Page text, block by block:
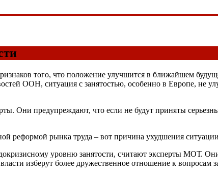
того, что положение улучшится в ближайшем
ООН, ситуация с занятостью, особенно в Европе, не
Они предупреждают, что если не будут приняты
реформой рынка труда – вот причина ухудшения
уровню занятости, считают эксперты МОТ.
изберут более дружественное отношение к